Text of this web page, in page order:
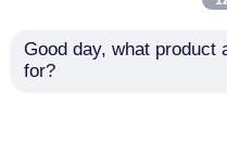
Good day, what product
for?